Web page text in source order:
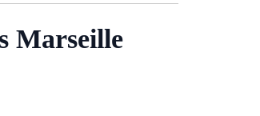
Marseille